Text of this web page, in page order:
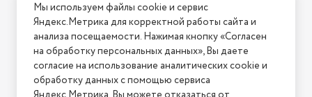
Условия возврата
Нашли ошибку на сайте? Напишите нам
2026 © Интернет-магазин "АстМаркет". У нас есть всё!
Мы используем файлы cookie и сервис
Яндекс.Метрика для корректной работы сайта и
анализа посещаемости. Нажимая кнопку «Согласен
на обработку персональных данных», Вы даете
согласие на использование аналитических cookie и
обработку данных с помощью сервиса